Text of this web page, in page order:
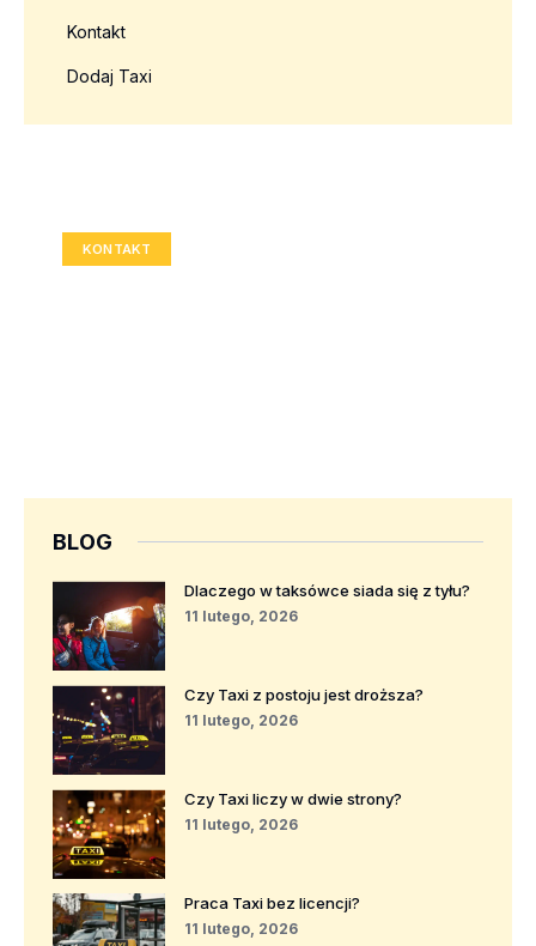
Kontakt
Dodaj Taxi
KONTAKT
BLOG
Dlaczego w taksówce siada się z tyłu?
11 lutego, 2026
Czy Taxi z postoju jest droższa?
11 lutego, 2026
Czy Taxi liczy w dwie strony?
11 lutego, 2026
Praca Taxi bez licencji?
11 lutego, 2026